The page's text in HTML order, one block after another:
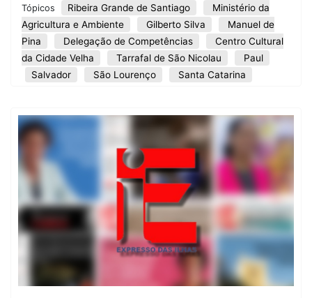
Tópicos Ribeira Grande de Santiago
Ministério da
Agricultura e Ambiente
Gilberto Silva
Manuel de
Pina
Delegação de Competências
Centro Cultural
da Cidade Velha
Tarrafal de São Nicolau
Paul
Salvador
São Lourenço Santa Catarina